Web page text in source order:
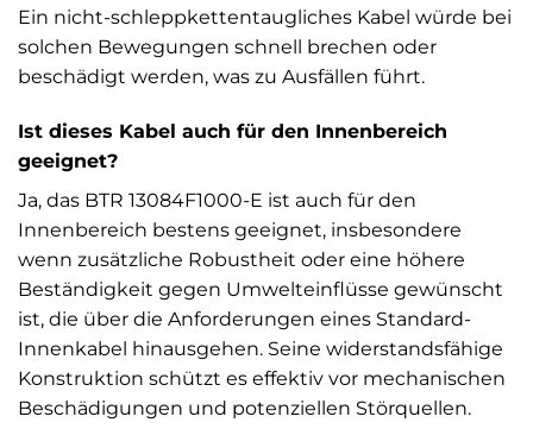
Ein nicht-schleppkettentaugliches Kabel würde bei
solchen Bewegungen schnell brechen oder
beschädigt werden, was zu Ausfällen führt.
Ist dieses Kabel auch für den Innenbereich
geeignet?
Ja, das BTR 13084F1000-E ist auch für den
Innenbereich bestens geeignet, insbesondere
wenn zusätzliche Robustheit oder eine höhere
Beständigkeit gegen Umwelteinflüsse gewünscht
ist, die über die Anforderungen eines Standard-
Innenkabel hinausgehen. Seine widerstandsfähige
Konstruktion schützt es effektiv vor mechanischen
Beschädigungen und potenziellen Störquellen.